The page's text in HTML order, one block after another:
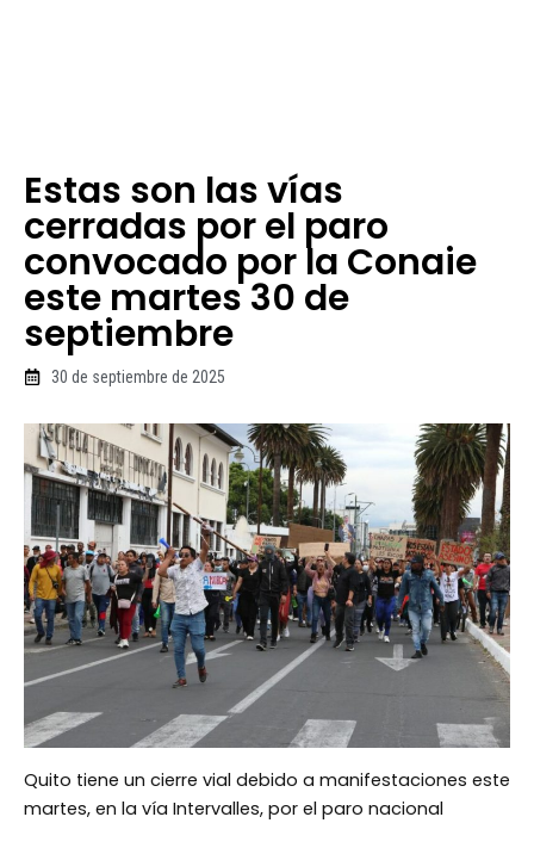
Estas son las vías
cerradas por el paro
convocado por la Conaie
este martes 30 de
septiembre
30 de septiembre de 2025
Quito tiene un cierre vial debido a manifestaciones este
martes, en la vía Intervalles, por el paro nacional